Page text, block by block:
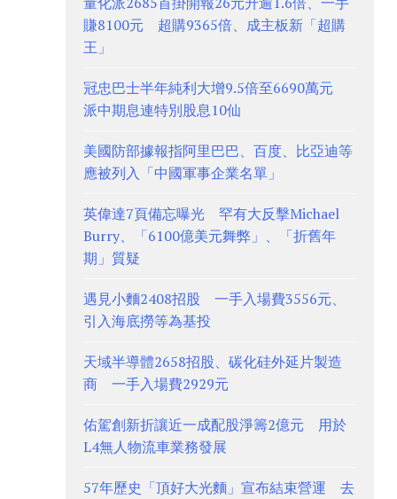
賺8100元 超購9365倍、成主板新「超購
王」
冠忠巴士半年純利大增9.5倍至6690萬元
派中期息連特別股息10仙
美國防部據報指阿里巴巴、百度、比亞迪等
應被列入「中國軍事企業名單」
英偉達7頁備忘曝光 罕有大反擊Michael
Burry、「6100億美元舞弊」、「折舊年
期」質疑
遇見小麵2408招股 一手入場費3556元、
引入海底撈等為基投
天域半導體2658招股、碳化硅外延片製造
商 一手入場費2929元
佑駕創新折讓近一成配股淨籌2億元 用於
L4無人物流車業務發展
57年歷史「頂好大光麵」宣布結束營運 去